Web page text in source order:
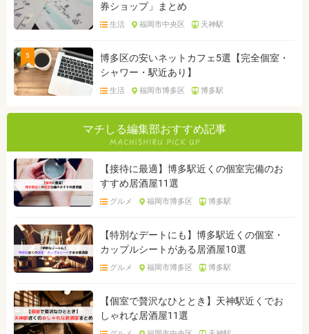
券ショップ」まとめ
生活 福岡市中央区 天神駅
5
博多区の安いネットカフェ5選【完全個室・
シャワー・駅近あり】
生活 福岡市博多区 博多駅
マチしる編集部おすすめ記事
【接待に最適】博多駅近くの個室完備のお
すすめ居酒屋11選
グルメ 福岡市博多区 博多駅
【特別なデートにも】博多駅近くの個室・
カップルシートがある居酒屋10選
グルメ 福岡市博多区 博多駅
【個室で贅沢なひととき】天神駅近くでお
しゃれな居酒屋11選